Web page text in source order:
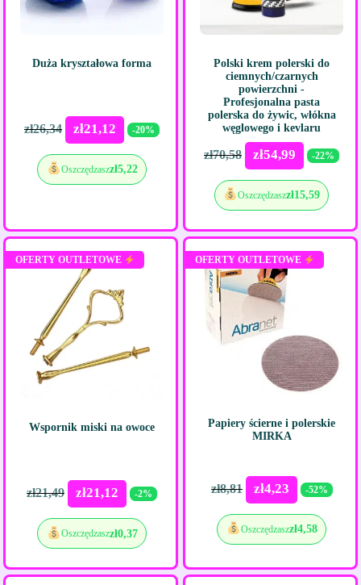
Duża kryształowa forma
zł26,34 zł21,12 -20%
Oszczędzaszzł5,22
Polski krem ​​polerski do
ciemnych/czarnych
powierzchni -
Profesjonalna pasta
polerska do żywic, włókna
węglowego i kevlaru
zł70,58 zł54,99 -22%
Oszczędzaszzł15,59
OFERTY OUTLETOWE
Wspornik miski na owoce
zł21,49 zł21,12 -2%
Oszczędzaszzł0,37
OFERTY OUTLETOWE
Papiery ścierne i polerskie
MIRKA
zł8,81 zł4,23 -52%
Oszczędzaszzł4,58